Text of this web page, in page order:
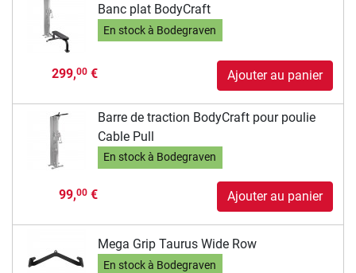
Banc plat BodyCraft
En stock à Bodegraven
299,00€ Ajouter au panier
Barre de traction BodyCraft pour poulie
Cable Pull
En stock à Bodegraven
99,00€ Ajouter au panier
Mega Grip Taurus Wide Row
En stock à Bodegraven